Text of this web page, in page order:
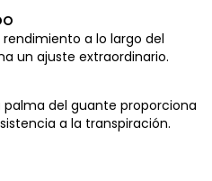
a lo largo del
un ajuste extraordinario.
del guante proporciona
a la transpiración.